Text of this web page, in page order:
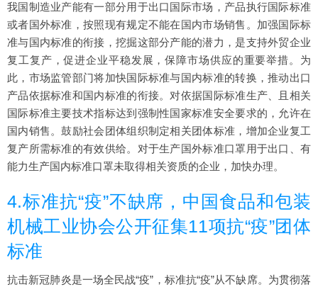
我国制造业产能有一部分用于出口国际市场，产品执行国际标准
或者国外标准，按照现有规定不能在国内市场销售。加强国际标
准与国内标准的衔接，挖掘这部分产能的潜力，是支持外贸企业
复工复产，促进企业平稳发展，保障市场供应的重要举措。为
此，市场监管部门将加快国际标准与国内标准的转换，推动出口
产品依据标准和国内标准的衔接。对依据国际标准生产、且相关
国际标准主要技术指标达到强制性国家标准安全要求的，允许在
国内销售。鼓励社会团体组织制定相关团体标准，增加企业复工
复产所需标准的有效供给。对于生产国外标准口罩用于出口、有
能力生产国内标准口罩未取得相关资质的企业，加快办理。
4.标准抗“疫”不缺席，中国食品和包装
机械工业协会公开征集11项抗“疫”团体
标准
抗击新冠肺炎是一场全民战“疫”，标准抗“疫”从不缺席。为贯彻落